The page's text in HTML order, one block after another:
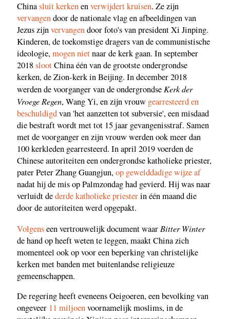
Chinasluit kerkenenverwijdert kruisen. Ze zijn
vervangendoor de nationale vlag en afbeeldingen van
Jezus zijnvervangendoor foto's van president Xi Jinping.
Kinderen, de toekomstige dragers van de communistische
ideologie,mogen nietnaar de kerk gaan. In september
2018slootChina één van de grootste ondergrondse
kerken, de Zion-kerk in Beijing. In december 2018
werden de voorganger van de ondergrondse Kerk der
Vroege Regen, Wang Yi, en zijn vrouw gearresteerd en
beschuldigdvan 'het aanzetten tot subversie', een misdaad
die bestraft wordt met tot 15 jaar gevangenisstraf. Samen
met de voorganger en zijn vrouw werden ook meer dan
100 kerkleden gearresteerd. In april 2019 voerden de
Chinese autoriteiten een ondergrondse katholieke priester,
pater Peter Zhang Guangjun,op gewelddadige wijze af
nadat hij de mis op Palmzondag had gevierd. Hij was naar
verluidt dederde katholieke priesterin één maand die
door de autoriteiten werd opgepakt.
Volgenseen vertrouwelijk document waar Bitter Winter
de hand op heeft weten te leggen, maakt China zich
momenteel ook op voor een beperking van christelijke
kerken met banden met buitenlandse religieuze
gemeenschappen.
De regering heeft eveneens Oeigoeren, een bevolking van
ongeveer 11 miljoenvoornamelijk moslims, in de